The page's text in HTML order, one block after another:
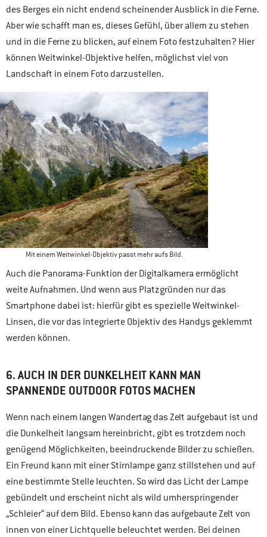
des Berges ein nicht endend scheinender Ausblick in die Ferne.
Aber wie schafft man es, dieses Gefühl, über allem zu stehen
und in die Ferne zu blicken, auf einem Foto festzuhalten? Hier
können Weitwinkel-Objektive helfen, möglichst viel von
Landschaft in einem Foto darzustellen.
Mit einem Weitwinkel-Objektiv passt mehr aufs Bild.
Auch die Panorama-Funktion der Digitalkamera ermöglicht
weite Aufnahmen. Und wenn aus Platzgründen nur das
Smartphone dabei ist: hierfür gibt es spezielle Weitwinkel-
Linsen, die vor das integrierte Objektiv des Handys geklemmt
werden können.
6. AUCH IN DER DUNKELHEIT KANN MAN
SPANNENDE OUTDOOR FOTOS MACHEN
Wenn nach einem langen Wandertag das Zelt aufgebaut ist und
die Dunkelheit langsam hereinbricht, gibt es trotzdem noch
genügend Möglichkeiten, beeindruckende Bilder zu schießen.
Ein Freund kann mit einer Stirnlampe ganz stillstehen und auf
eine bestimmte Stelle leuchten. So wird das Licht der Lampe
gebündelt und erscheint nicht als wild umherspringender
„Schleier“ auf dem Bild. Ebenso kann das aufgebaute Zelt von
innen von einer Lichtquelle beleuchtet werden. Bei deinen